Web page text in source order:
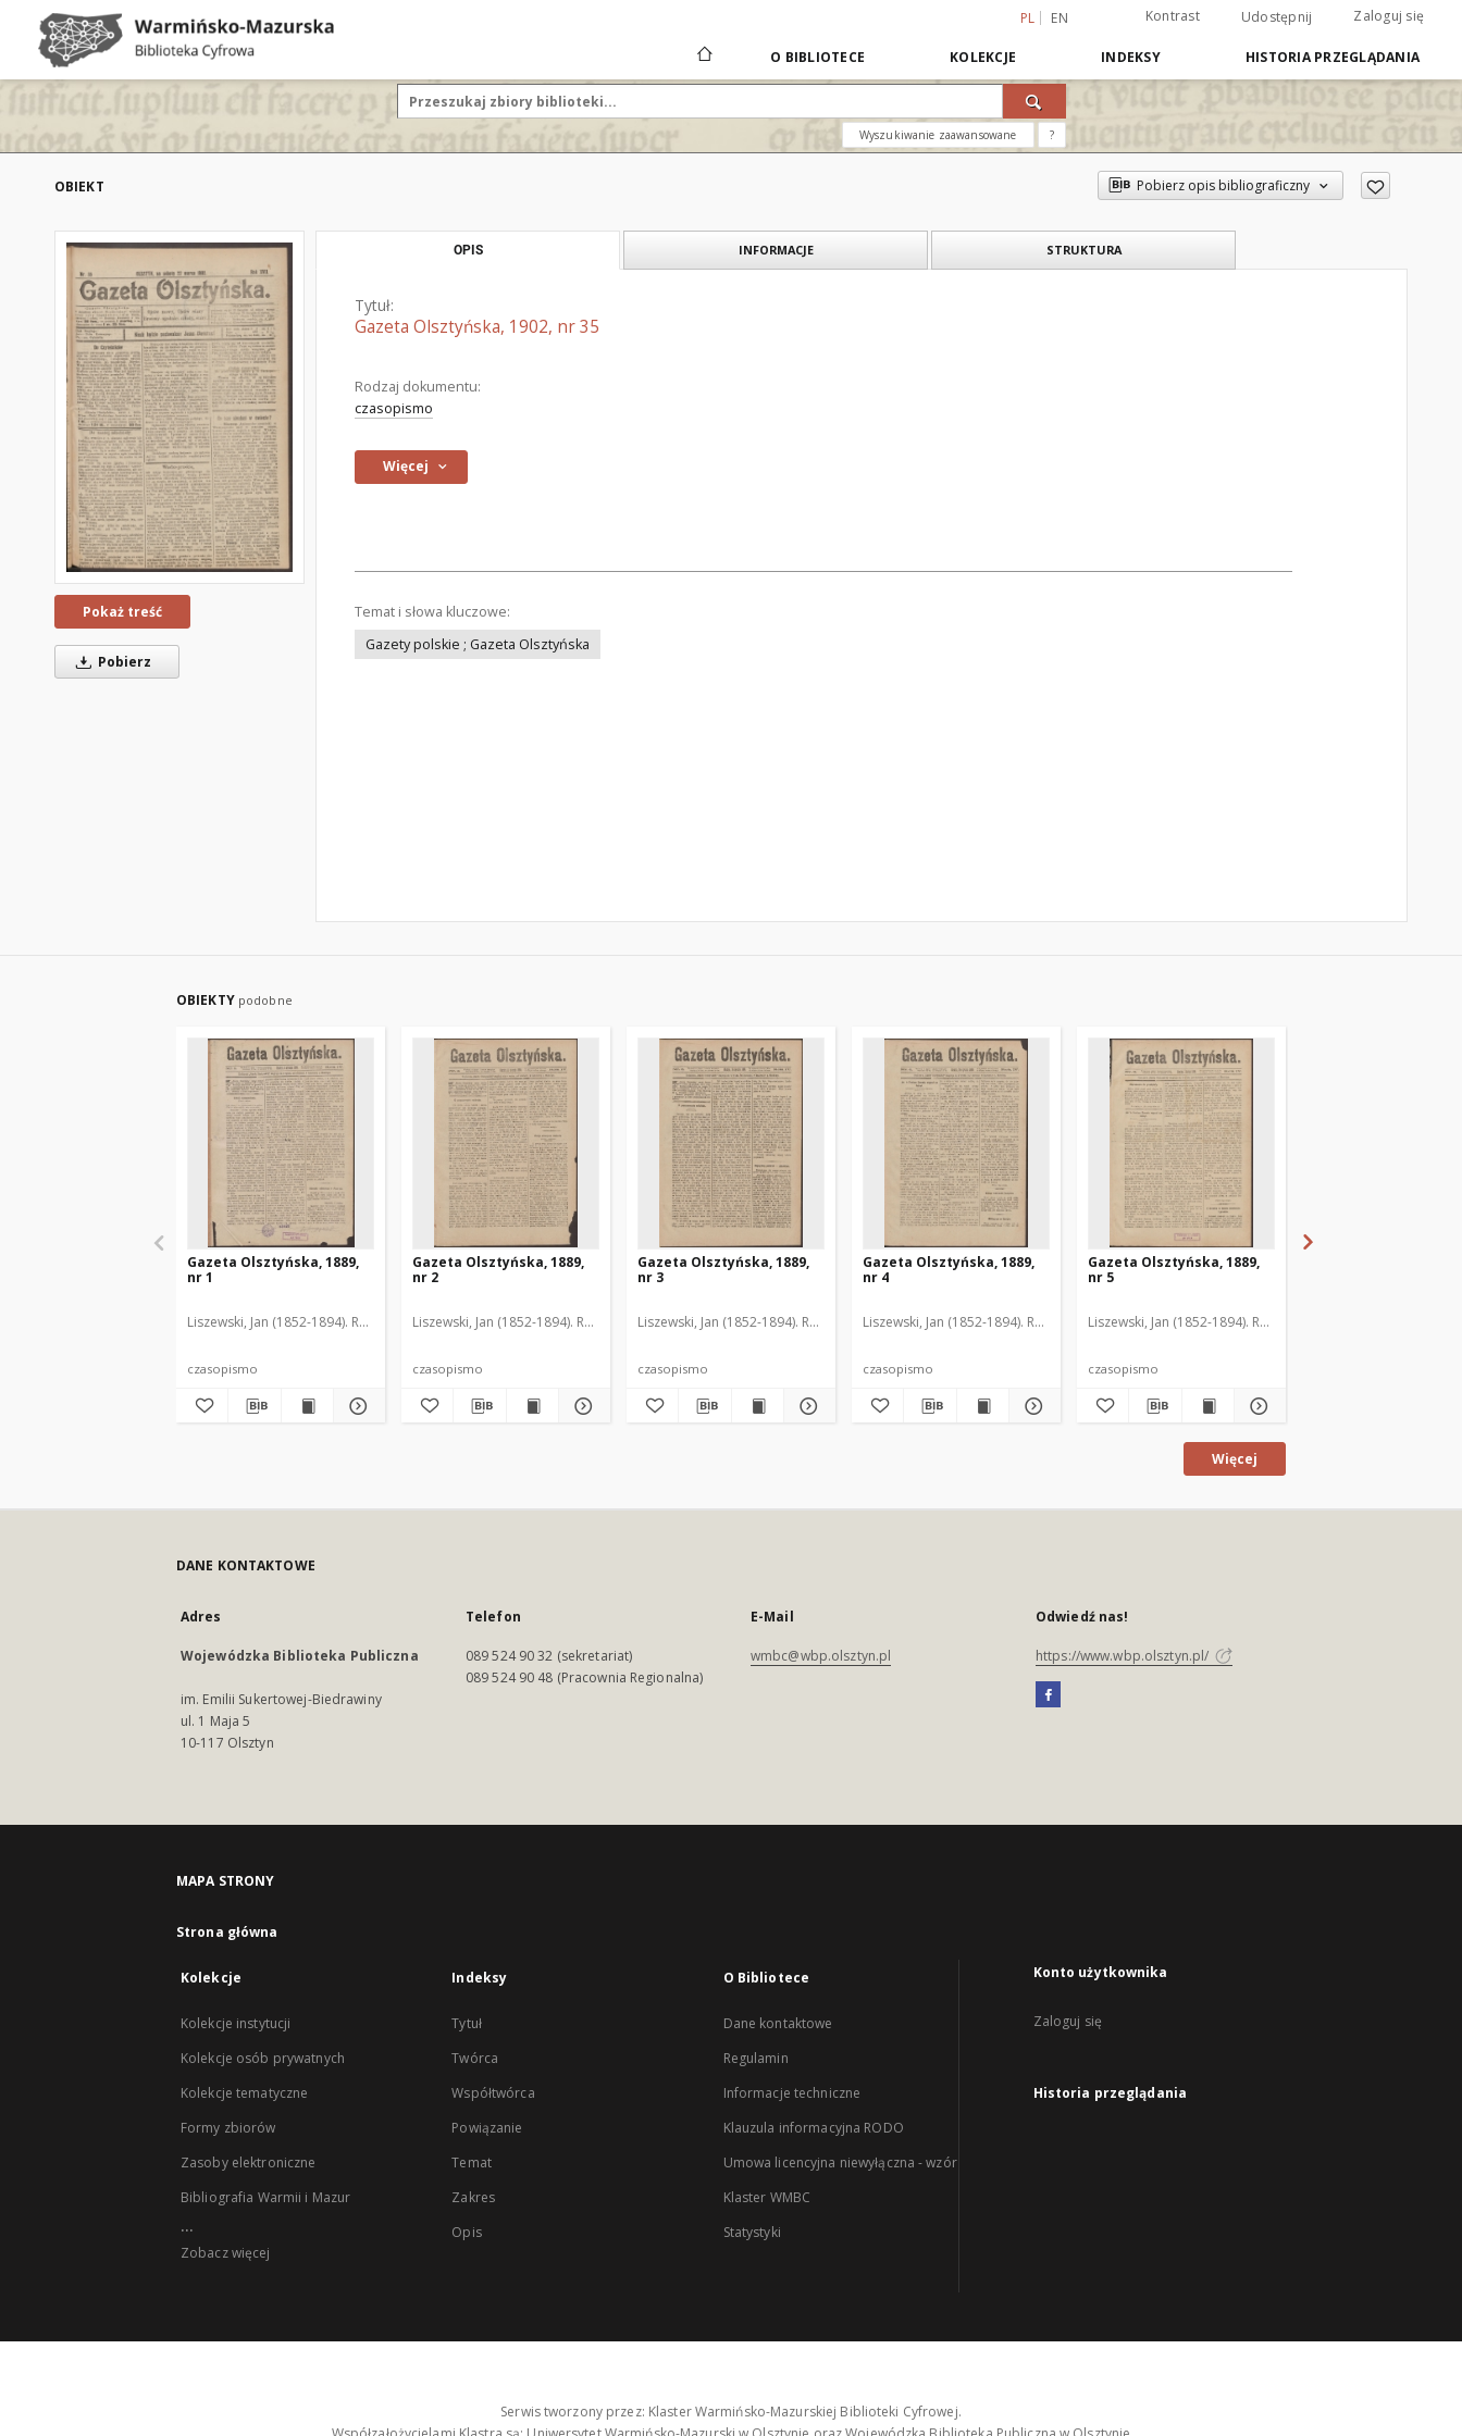
PL EN Kontrast Udostępnij Zaloguj się
O BIBLIOTECE KOLEKCJE INDEKSY HISTORIA PRZEGLĄDANIA
Wyszukiwanie zaawansowane ?
OBIEKT Pobierz opis bibliograficzny
Pokaż treść
Pobierz
OPIS INFORMACJE STRUKTURA
Tytuł:
Gazeta Olsztyńska, 1902, nr 35
Rodzaj dokumentu:
czasopismo
Więcej
Temat i słowa kluczowe:
Gazety polskie ; Gazeta Olsztyńska
OBIEKTY podobne
Gazeta Olsztyńska, 1889,
nr 1
Liszewski, Jan (1852-1894). Red.
czasopismo
Gazeta Olsztyńska, 1889,
nr 2
Liszewski, Jan (1852-1894). Red.
czasopismo
Gazeta Olsztyńska, 1889,
nr 3
Liszewski, Jan (1852-1894). Red.
czasopismo
Gazeta Olsztyńska, 1889,
nr 4
Liszewski, Jan (1852-1894). Red.
czasopismo
Gazeta Olsztyńska, 1889,
nr 5
Liszewski, Jan (1852-1894). Red.
czasopismo
Więcej
DANE KONTAKTOWE
Adres
Wojewódzka Biblioteka Publiczna
im. Emilii Sukertowej-Biedrawiny
ul. 1 Maja 5
10-117 Olsztyn
Telefon
089 524 90 32 (sekretariat)
089 524 90 48 (Pracownia Regionalna)
E-Mail
wmbc@wbp.olsztyn.pl
Odwiedź nas!
https://www.wbp.olsztyn.pl/
MAPA STRONY
Strona główna
Kolekcje
Kolekcje instytucji
Kolekcje osób prywatnych
Kolekcje tematyczne
Formy zbiorów
Zasoby elektroniczne
Bibliografia Warmii i Mazur
...
Zobacz więcej
Indeksy
Tytuł
Twórca
Współtwórca
Powiązanie
Temat
Zakres
Opis
O Bibliotece
Dane kontaktowe
Regulamin
Informacje techniczne
Klauzula informacyjna RODO
Umowa licencyjna niewyłączna - wzór
Klaster WMBC
Statystyki
Konto użytkownika
Zaloguj się
Historia przeglądania
Serwis tworzony przez: Klaster Warmińsko-Mazurskiej Biblioteki Cyfrowej.